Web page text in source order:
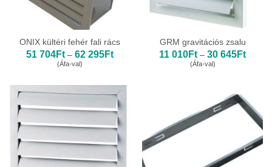
ONIX kültéri fehér fali rács
51 704Ft – 62 295FtÁrtartomány:
62
295Ft
(Áfa-val)
GRM gravitációs zsalu
11 010Ft – 30 645Ft
(Áfa-val)